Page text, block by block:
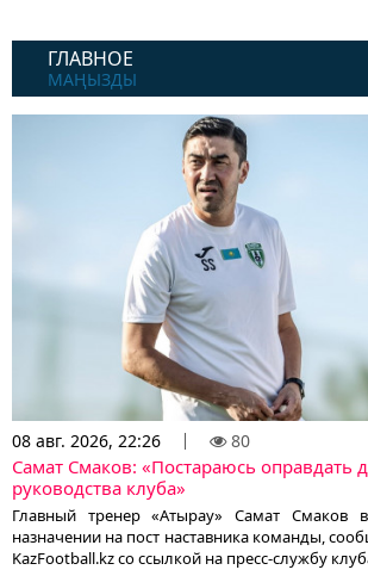
ГЛАВНОЕ
МАҢЫЗДЫ
08 авг. 2026, 22:26 80
Самат Смаков: «Постараюсь оправдать
руководства клуба»
Главный тренер «Атырау» Самат Смаков
назначении на пост наставника команды,
KazFootball.kz со ссылкой на пресс-службу